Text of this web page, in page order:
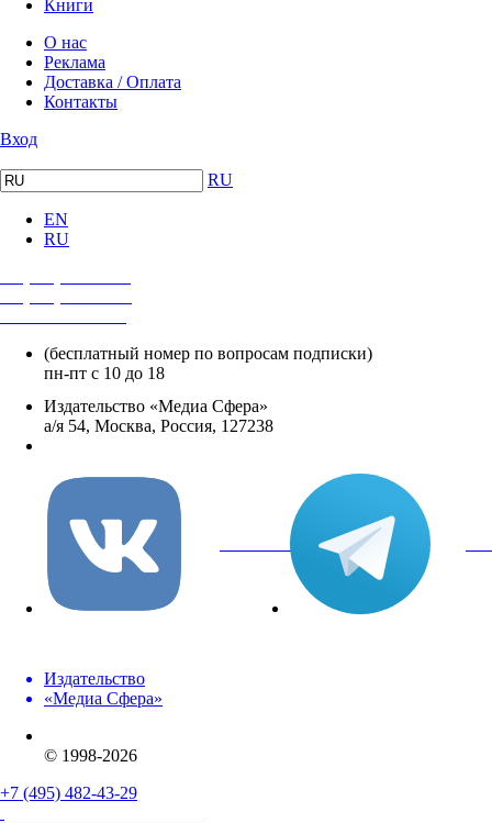
Книги
О нас
Реклама
Доставка / Оплата
Контакты
Вход
RU
EN
RU
(бесплатный номер по вопросам подписки)
пн-пт с 10 до 18
Издательство «Медиа Сфера»
а/я 54, Москва, Россия, 127238
вКонтакте
Издательство
«Медиа Сфера»
© 1998-2026
+7 (495) 482-43-29